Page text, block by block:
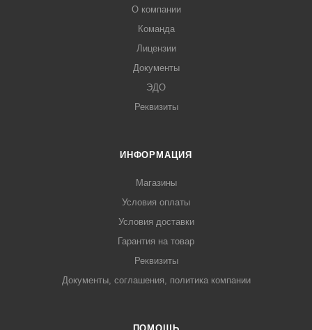
О компании
Команда
Лицензии
Документы
ЭДО
Реквизиты
ИНФОРМАЦИЯ
Магазины
Условия оплаты
Условия доставки
Гарантия на товар
Реквизиты
Документы, соглашения, политика компании